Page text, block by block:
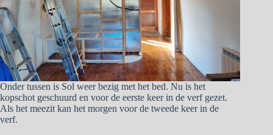
Onder tussen is Sol weer bezig met het bed. Nu is het
kopschot geschuurd en voor de eerste keer in de verf gezet.
Als het meezit kan het morgen voor de tweede keer in de
verf.